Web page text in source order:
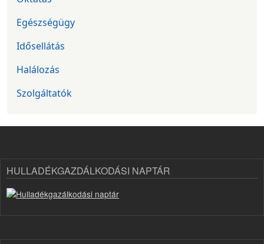
Egészségügy
Idősellátás
Halálozás
Szolgáltatók
HULLADÉKGAZDÁLKODÁSI NAPTÁR